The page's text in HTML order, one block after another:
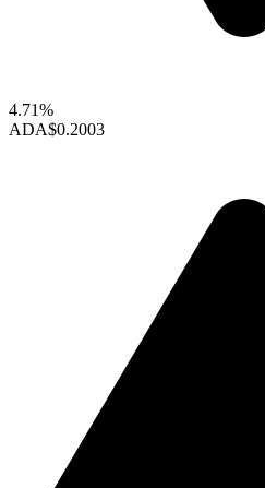
4.71%
ADA$0.2003